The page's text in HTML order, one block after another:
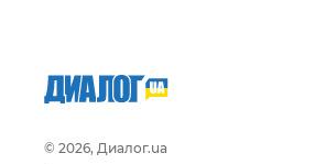
© 2026, Диалог.ua